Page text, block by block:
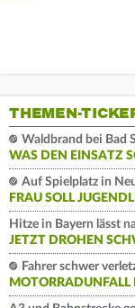
THEMEN-
Waldbrand bei Bad
WAS DEN EINSATZ
Auf Spielplatz in
FRAU SOLL
Hitze in Bayern lässt
JETZT DROHEN
Fahrer schwer
MOTORRADUNFALL